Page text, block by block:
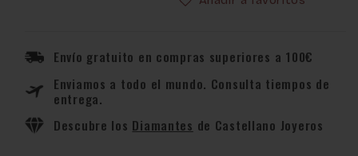
Collection
F-
91WS-
7EF
Collection
F-
7EF
Envío gratuito en compras superiores a 100€
Enviamos a todo el mundo. Consulta tiempos de
entrega.
Descubre los Diamantes de Castellano Joyeros